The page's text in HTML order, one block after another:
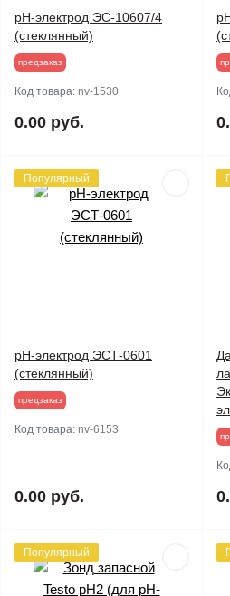
pH-электрод ЭС-10607/4
(стеклянный)
предзаказ
Код товара: nv-1530
0.00 руб.
Популярный
pH-электрод ЭСТ-0601
(стеклянный)
предзаказ
Код товара: nv-6153
0.00 руб.
Популярный